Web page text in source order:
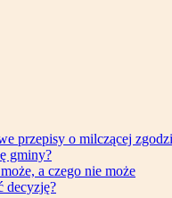
przepisy o milczącej
gminy?
a czego nie może
decyzję?